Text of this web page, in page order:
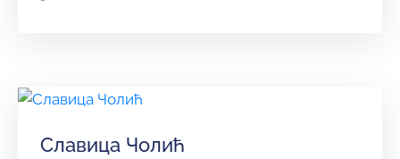
Славица Чолић